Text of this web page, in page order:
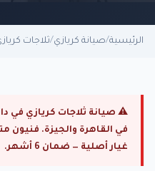
الرئيسية/صيانة كريازي/ثلاجات
⚠ صيانة ثلاجات كريازي في
غيار أصلية — ضمان 6 أشهر.